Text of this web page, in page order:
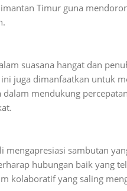
Timur guna
suasana hangat dan
juga dimanfaatkan untuk
mendukung
mengapresiasi sambutan
hubungan baik yang
kolaboratif yang saling